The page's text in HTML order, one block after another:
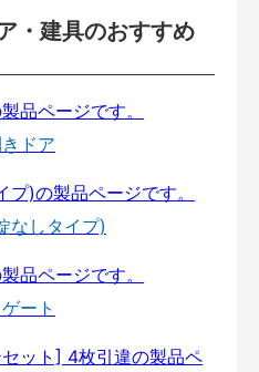
・建具のおすすめ
ドア
なしタイプ)
ート